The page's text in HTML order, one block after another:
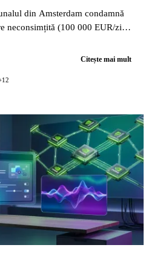
din Amsterdam condamnă
neconsimțită (100 000 EUR/zi),
pentru Slack/Figma/Notion,
Voxtral TTS.
Citește mai mult